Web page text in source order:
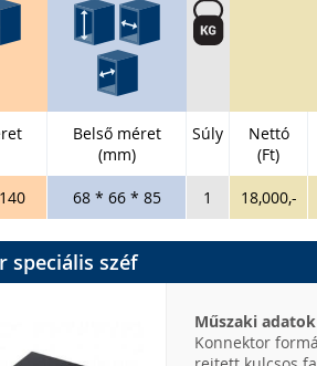
Belső méret
(mm)
Súly
Nettó
(Ft)
68 * 66 * 85 1 18,000,-
speciális széf
Műszaki adatok
Konnektor